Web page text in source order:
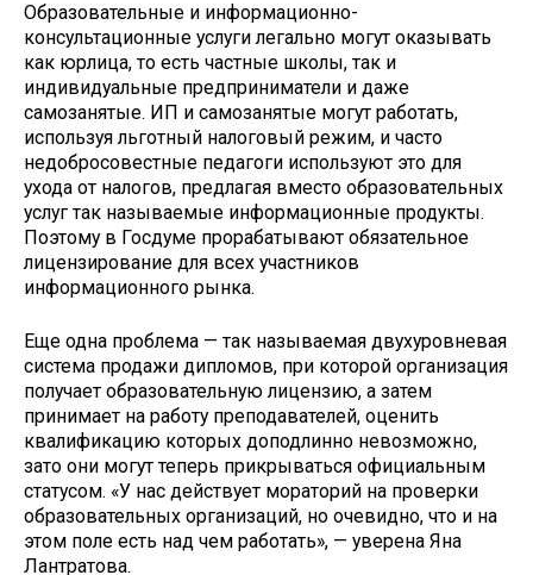
Образовательные и информационно-
консультационные услуги легально могут оказывать
как юрлица, то есть частные школы, так и
индивидуальные предприниматели и даже
самозанятые. ИП и самозанятые могут работать,
используя льготный налоговый режим, и часто
недобросовестные педагоги используют это для
ухода от налогов, предлагая вместо образовательных
услуг так называемые информационные продукты.
Поэтому в Госдуме прорабатывают обязательное
лицензирование для всех участников
информационного рынка.
Еще одна проблема — так называемая двухуровневая
система продажи дипломов, при которой организация
получает образовательную лицензию, а затем
принимает на работу преподавателей, оценить
квалификацию которых доподлинно невозможно,
зато они могут теперь прикрываться официальным
статусом. «У нас действует мораторий на проверки
образовательных организаций, но очевидно, что и на
этом поле есть над чем работать», — уверена Яна
Лантратова.